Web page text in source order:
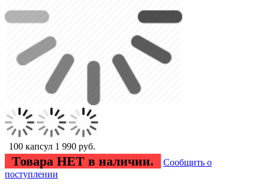
100 капсул 1 990 руб.
Товара НЕТ в наличии.
Сообщить о
поступлении